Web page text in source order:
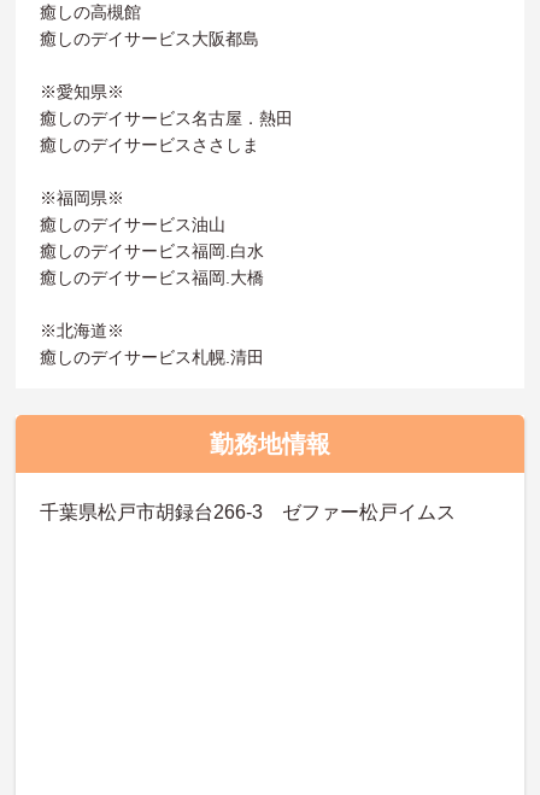
癒しの高槻館
癒しのデイサービス大阪都島
※愛知県※
癒しのデイサービス名古屋．熱田
癒しのデイサービスささしま
※福岡県※
癒しのデイサービス油山
癒しのデイサービス福岡.白水
癒しのデイサービス福岡.大橋
※北海道※
癒しのデイサービス札幌.清田
勤務地情報
千葉県松戸市胡録台266-3 ゼファー松戸イムス